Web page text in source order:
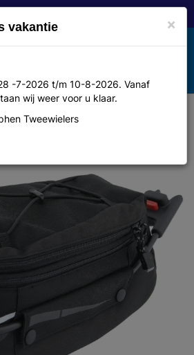
active
×
vakantie
-7-2026 t/m 10-8-2026. Vanaf
wij weer voor u klaar.
Tweewielers